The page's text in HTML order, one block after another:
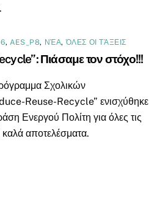
, AES_P8, ΝΈΑ,ΌΛΕΣ ΟΙ ΤΆΞΕΙΣ
Πιάσαμε τον στόχο!!!
Σχολικών
Reuse-Recycle” ενισχύθηκε
Ενεργού Πολίτη για όλες τις
καλά αποτελέσματα.